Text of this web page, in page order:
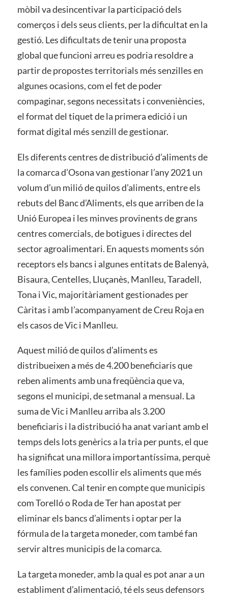
mòbil va desincentivar la participació dels
comerços i dels seus clients, per la dificultat en la
gestió. Les dificultats de tenir una proposta
global que funcioni arreu es podria resoldre a
partir de propostes territorials més senzilles en
algunes ocasions, com el fet de poder
compaginar, segons necessitats i conveniències,
el format del tiquet de la primera edició i un
format digital més senzill de gestionar.
Els diferents centres de distribució d’aliments de
la comarca d’Osona van gestionar l’any 2021 un
volum d’un milió de quilos d’aliments, entre els
rebuts del Banc d’Aliments, els que arriben de la
Unió Europea i les minves provinents de grans
centres comercials, de botigues i directes del
sector agroalimentari. En aquests moments són
receptors els bancs i algunes entitats de Balenyà,
Bisaura, Centelles, Lluçanès, Manlleu, Taradell,
Tona i Vic, majoritàriament gestionades per
Càritas i amb l’acompanyament de Creu Roja en
els casos de Vic i Manlleu.
Aquest milió de quilos d’aliments es
distribueixen a més de 4.200 beneficiaris que
reben aliments amb una freqüència que va,
segons el municipi, de setmanal a mensual. La
suma de Vic i Manlleu arriba als 3.200
beneficiaris i la distribució ha anat variant amb el
temps dels lots genèrics a la tria per punts, el que
ha significat una millora importantíssima, perquè
les famílies poden escollir els aliments que més
els convenen. Cal tenir en compte que municipis
com Torelló o Roda de Ter han apostat per
eliminar els bancs d’aliments i optar per la
fórmula de la targeta moneder, com també fan
servir altres municipis de la comarca.
La targeta moneder, amb la qual es pot anar a un
establiment d’alimentació, té els seus defensors